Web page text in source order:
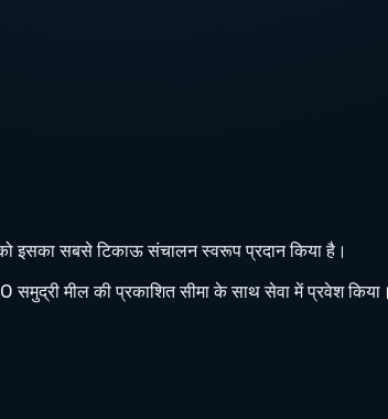
इसका सबसे टिकाऊ संचालन स्वरूप प्रदान किया है।
मील की प्रकाशित सीमा के साथ सेवा में प्रवेश किया।